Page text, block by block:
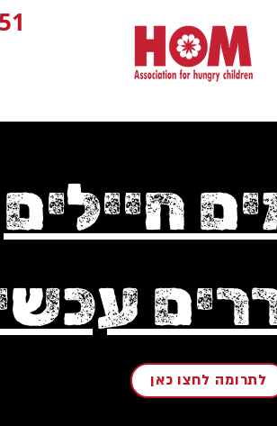
חיילים
לתרומה לחצו כאן